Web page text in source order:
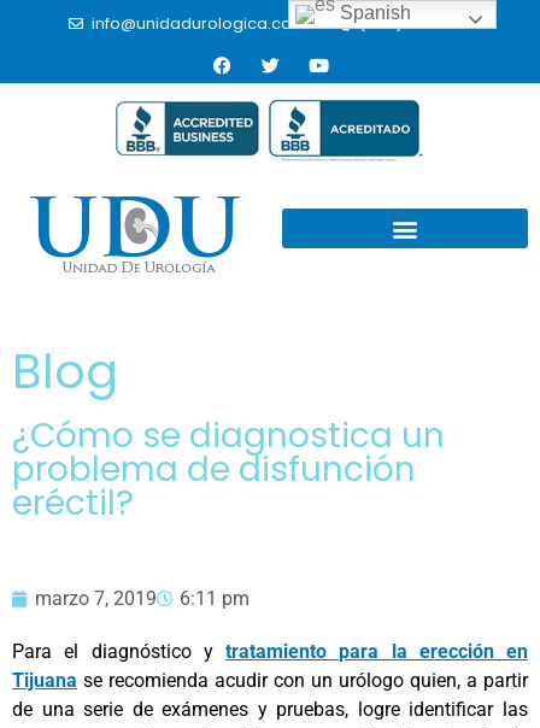
info@unidadurologica.com.mx (664) 9766433
Blog
¿Cómo se diagnostica un
problema de disfunción
eréctil?
marzo 7, 2019 6:11 pm
Para el diagnóstico y tratamiento para la erección en
Tijuana se recomienda acudir con un urólogo quien, a partir
de una serie de exámenes y pruebas, logre identificar las
Spanish